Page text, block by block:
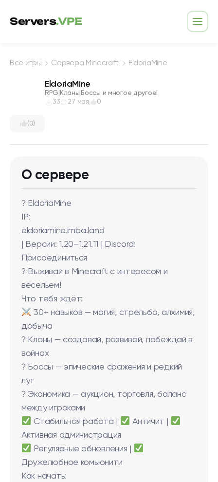
Servers.VPE
Все игры Сервера Minecraft EldoriaMine
(0)
EldoriaMine
RPG|Кланы|Боссы и многое другое!
33
27 мая 0
О сервере
? EldoriaMine
IP:
eldoriamine.imba.land
| Версии: 1.20–1.21.11 | Discord:
Присоединиться
? Выживай в Minecraft с интересом и
весельем!
Что тебя ждёт:
30+ навыков — магия, стрельба, алхимия,
добыча
? Кланы — создавай, развивай, побеждай в
войнах
? Боссы — эпические сражения и редкий
лут
? Экономика — аукцион, торговля, баланс
между игроками
Стабильная работа |
Античит |
Активная администрация
Регулярные обновления |
Дружелюбное комьюнити
Как начать: